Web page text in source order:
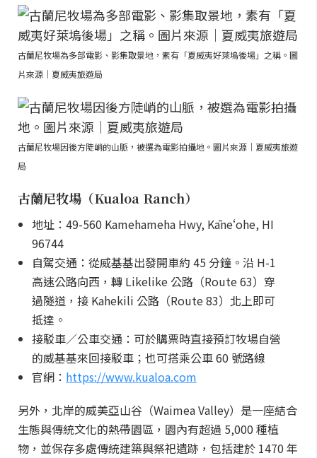
古蘭尼牧場為多部電影、影集取景地，素有「夏威夷好萊塢後場」之稱。圖
片來源｜夏威夷旅遊局
古蘭尼牧場因後方陡峭的山脈，被選為電影拍攝地。圖片來源｜夏威夷旅遊
局
古蘭尼牧場（Kualoa Ranch）
地址：49-560 Kamehameha Hwy, Kāneʻohe, HI
96744
自駕交通：從威基基出發開車約 45 分鐘。沿 H-1
高速公路向西，轉 Likelike 公路（Route 63）穿
過隧道，接 Kahekili 公路（Route 83）北上即可
抵達。
接駁車／公車交通：可於購票時直接預訂牧場自營
的威基基來回接駁車；也可搭乘公車 60 號路線
官網： https://www.kualoa.com
另外，北岸的威美亞山谷（Waimea Valley）是一座結合
生態與傳統文化的熱帶園區，園內有超過 5,000 種植
物，並保存多處傳統建築與祭祀遺跡，包括建於 1470 年